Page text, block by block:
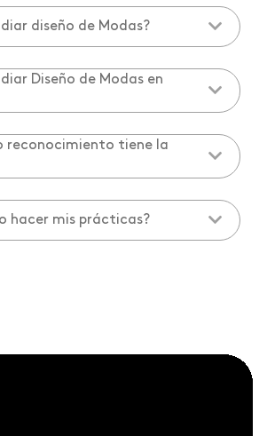
diseño de Modas?
Diseño de Modas en
reconocimiento tiene la
hacer mis prácticas?